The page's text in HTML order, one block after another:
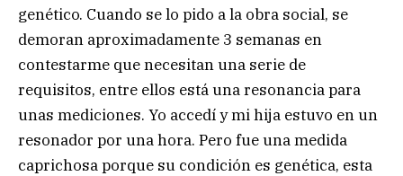
genético. Cuando se lo pido a la obra social, se
demoran aproximadamente 3 semanas en
contestarme que necesitan una serie de
requisitos, entre ellos está una resonancia para
unas mediciones. Yo accedí y mi hija estuvo en un
resonador por una hora. Pero fue una medida
caprichosa porque su condición es genética, esta